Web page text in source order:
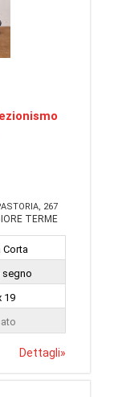
267
TERME
Corta
segno
19
Dettagli»